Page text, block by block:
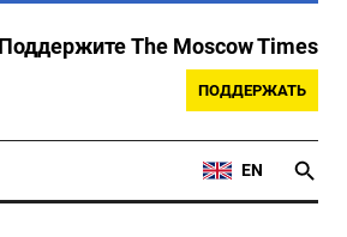
Поддержите The Moscow Times
ПОДДЕРЖАТЬ
EN